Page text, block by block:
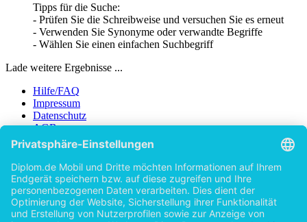
Tipps für die Suche:
- Prüfen Sie die Schreibweise und versuchen Sie es erneut
- Verwenden Sie Synonyme oder verwandte Begriffe
- Wählen Sie einen einfachen Suchbegriff
Lade weitere Ergebnisse ...
Hilfe/FAQ
Impressum
Datenschutz
AGB
Vertrag widerrufen
Zur Desktop-Version
Copyright ©Imprint in der Bedey & Thoms Media GmbH
byOpen Publishing
Zurück
Erscheinungsjahr